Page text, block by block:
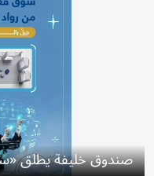
صندوق خليفة يطلق